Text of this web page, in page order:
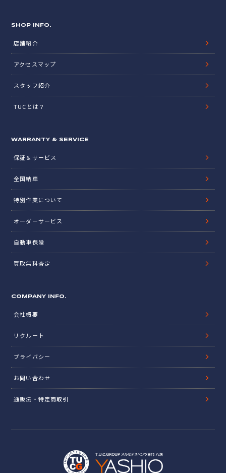
SHOP INFO.
店舗紹介
アクセスマップ
スタッフ紹介
TUCとは？
WARRANTY & SERVICE
保証＆サービス
全国納車
特別作業について
オーダーサービス
自動車保険
買取無料査定
COMPANY INFO.
会社概要
リクルート
プライバシー
お問い合わせ
通販法・特定商取引